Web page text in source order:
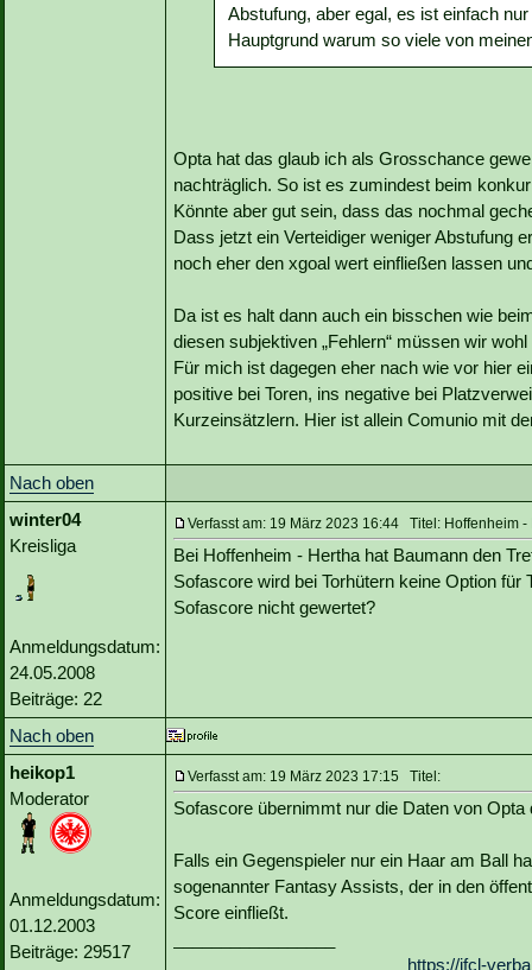
Abstufung, aber egal, es ist einfach
Hauptgrund warum so viele von
Opta hat das glaub ich als Grosschance
nachträglich. So ist es zumindest beim
Könnte aber gut sein, dass das nochmal
Dass jetzt ein Verteidiger weniger Abstufung
noch eher den xgoal wert einfließen lassen
Da ist es halt dann auch ein bisschen wie
diesen subjektiven „Fehlern“ müssen wir
Für mich ist dagegen eher nach wie vor hier
positive bei Toren, ins negative bei
Kurzeinsätzlern. Hier ist allein Comunio mit
Nach oben
winter04
Kreisliga
Anmeldungsdatum:
24.05.2008
Beiträge: 22
Verfasst am: 19 März 2023 16:44 Titel: Hoffenheim -
Bei Hoffenheim - Hertha hat Baumann den
Sofascore wird bei Torhütern keine Option für
Sofascore nicht gewertet?
Nach oben
heikop1
Moderator
Anmeldungsdatum:
01.12.2003
Beiträge: 29517
Verfasst am: 19 März 2023 17:15 Titel:
Sofascore übernimmt nur die Daten von
Falls ein Gegenspieler nur ein Haar am Ball
sogenannter Fantasy Assists, der in den
Score einfließt.
https://ifcl-